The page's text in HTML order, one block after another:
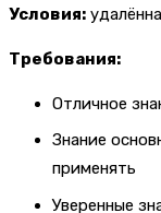
Условия:
Требования:
Отличное
Знание
применять
Уверенные